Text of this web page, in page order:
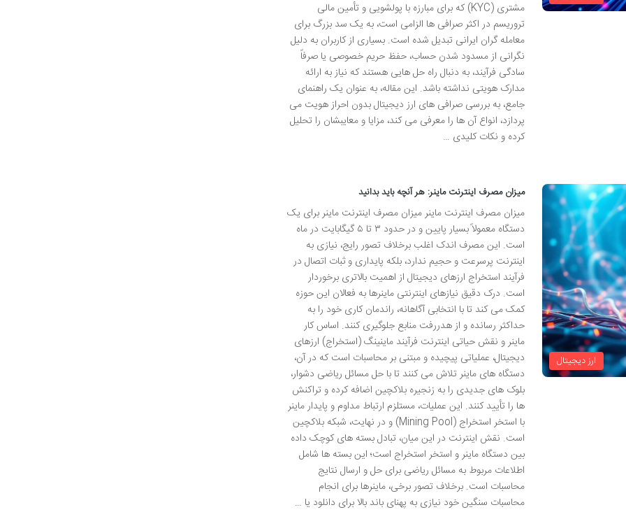
مشتری (KYC) که برای مبارزه با پولشویی و تأمین مالی
تروریسم در اکثر صرافی ها الزامی است، به یک سد بزرگ برای
معامله گران ایرانی تبدیل شده است. بسیاری از کاربران به دلیل
نگرانی از مسدود شدن حساب، حفظ حریم خصوصی یا صرفاً
سادگی فرآیند، به دنبال راه حل هایی هستند که نیاز به ارائه
مدارک هویتی نداشته باشد. این مقاله، به عنوان یک راهنمای
جامع، به بررسی صرافی های ارز دیجیتال بدون احراز هویت می
پردازد، انواع آن ها را معرفی می کند، مزایا و معایبشان را تحلیل
کرده و نکات کلیدی …
ارز دیجیتال
میزان مصرف اینترنت ماینر: هر آنچه باید بدانید
میزان مصرف اینترنت ماینر میزان مصرف اینترنت ماینر برای یک
دستگاه معمولاً بسیار پایین و در حدود ۳ تا ۵ گیگابایت در ماه
است. این مصرف اندک اغلب برخلاف تصور رایج، نیازی به
اینترنت پرسرعت و حجیم ندارد، بلکه پایداری و ثبات اتصال در
فرآیند استخراج ارزهای دیجیتال از اهمیت بالاتری برخوردار
است. درک دقیق نیازهای اینترنتی ماینرها به فعالان این حوزه
کمک می کند تا با انتخابی آگاهانه، راندمان کاری خود را به
حداکثر رسانده و از هدررفت منابع جلوگیری کنند. اساس کار
ماینر و نقش حیاتی اینترنت فرآیند ماینینگ (استخراج) ارزهای
دیجیتال، عملیاتی پیچیده و مبتنی بر محاسبات است که در آن،
دستگاه های ماینر تلاش می کنند تا با حل مسائل ریاضی دشوار،
بلوک های جدیدی را به زنجیره بلاکچین اضافه کرده و تراکنش
ها را تأیید کنند. این عملیات، مستلزم ارتباط مداوم و پایدار ماینر
با استخر استخراج (Mining Pool) و در نهایت، شبکه بلاکچین
است. نقش اینترنت در این میان، تبادل بسته های کوچک داده
بین دستگاه ماینر و استخر استخراج است؛ این بسته ها شامل
اطلاعات مربوط به مسائل ریاضی برای حل و ارسال نتایج
محاسبات است. برخلاف تصور برخی، ماینرها برای انجام
محاسبات سنگین خود نیازی به پهنای باند بالا برای دانلود یا …